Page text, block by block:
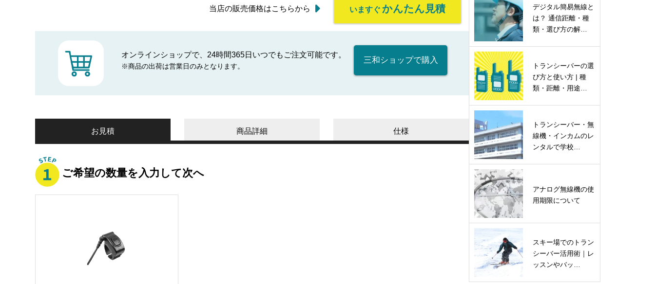
当店の販売価格はこちらから いますぐ かんたん見積
オンラインショップで、24時間365日いつでもご注文可能です。
※商品の出荷は営業日のみとなります。
三和ショップで購入
お見積 商品詳細 仕様
ご希望の数量を入力して次へ
デジタル簡易無線と
は？ 通信距離・種
類・選び方の解…
トランシーバーの選
び方と使い方 | 種
類・距離・用途…
トランシーバー・無
線機・インカムのレ
ンタルで学校…
アナログ無線機の使
用期限について
スキー場でのトラン
シーバー活用術｜レ
ッスンやバッ…